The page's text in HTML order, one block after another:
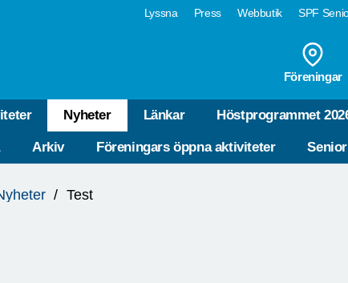
Lyssna Press Webbutik SPF
Föreningar
Nyheter Länkar Höstprogrammet
Arkiv Föreningars öppna aktiviteter
Test